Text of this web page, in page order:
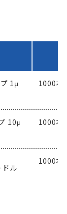
1μ
1000
10μ
1000
ドル
1000